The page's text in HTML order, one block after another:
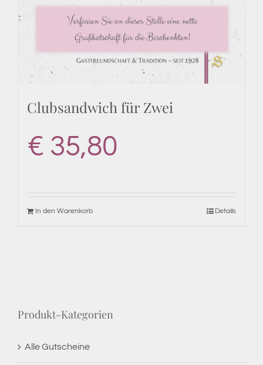
Clubsandwich für Zwei
€ 35,80
In den Warenkorb Details
Produkt-Kategorien
Alle Gutscheine